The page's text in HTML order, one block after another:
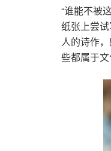
“谁能不被
纸张上尝
人的诗作
些都属于